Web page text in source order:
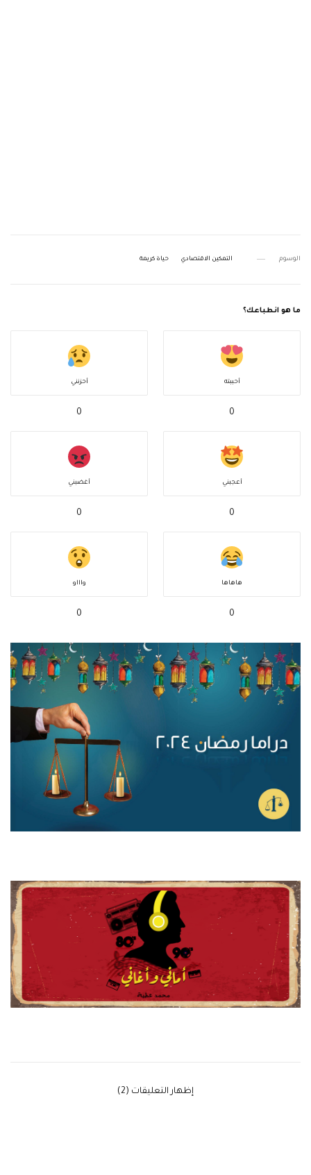
الوسوم التمكين الاقتصادي حياة كريمة
ما هو انطباعك؟
أحببته
0
أحزنني
0
أعجبني
0
أغضبني
0
هاهاها
0
واااو
0
‫إظهار التعليقات (2)